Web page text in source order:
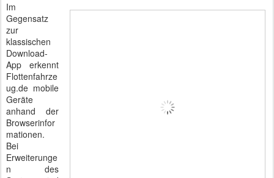
Im
Gegensatz
zur
klassischen
Download-
App erkennt
Flottenfahrze
ug.de mobile
Geräte
anhand der
Browserinfor
mationen.
Bei
Erweiterunge
n des